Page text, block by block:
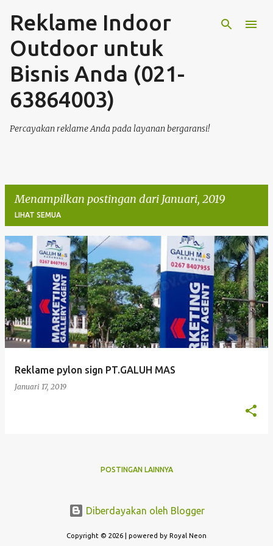
Langsung ke konten utama
Reklame Indoor
Outdoor untuk
Bisnis Anda (021-
63864003)
Percayakan reklame Anda pada layanan bergaransi!
Menampilkan postingan dari Januari, 2019
LIHAT SEMUA
P
o
s
t
n
Reklame pylon sign PT.GALUH MAS
Januari 17, 2019
POSTINGAN LAINNYA
Diberdayakan oleh Blogger
Copyright © 2026 | powered by Royal Neon